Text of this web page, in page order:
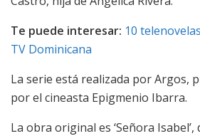
Te puede interesar: 10
TV Dominicana
La serie está realizada por Argos,
por el cineasta Epigmenio Ibarra.
La obra original es ‘Señora